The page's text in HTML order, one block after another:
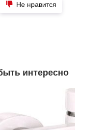
Не нравится
интересно